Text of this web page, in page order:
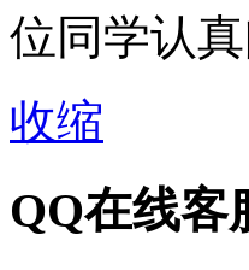
位同学认
收缩
QQ在线客